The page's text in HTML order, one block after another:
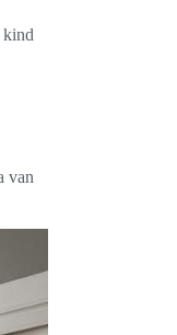
kind
van